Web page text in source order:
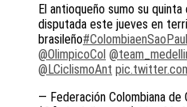
El antioqueño sumo su
disputada este jueves en
brasileño
@OlimpicoCol
@LCiclismoAnt
— Federación Colombiana de